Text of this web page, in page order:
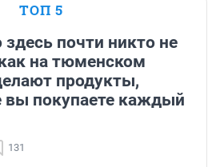
ТОП 5
почти никто не
на тюменском
продукты,
вы покупаете каждый
131